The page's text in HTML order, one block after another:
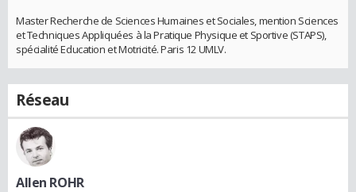
Master Recherche de Sciences Humaines et Sociales, mention Sciences
et Techniques Appliquées à la Pratique Physique et Sportive (STAPS),
spécialité Education et Motricité. Paris 12 UMLV.
Réseau
Allen ROHR